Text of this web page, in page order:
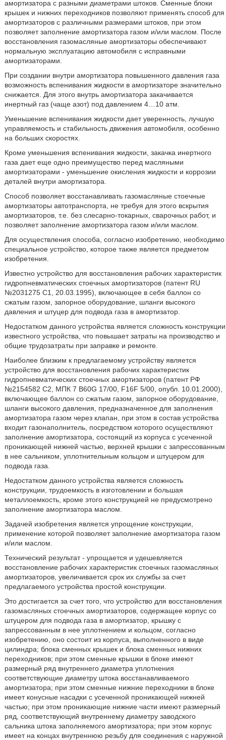
амортизатора с разными диаметрами штоков. Сменные блоки
крышек и нижних переходников позволяют применять способ для
амортизаторов с различными размерами штоков, при этом
позволяет заполнение амортизатора газом и/или маслом. После
восстановления газомасляные амортизаторы обеспечивают
нормальную эксплуатацию автомобиля с исправными
амортизаторами.
При создании внутри амортизатора повышенного давления газа
возможность вспенивания жидкости в амортизаторе значительно
снижается. Для этого внутрь амортизатора закачивается
инертный газ (чаще азот) под давлением 4…10 атм.
Уменьшение вспенивания жидкости дает уверенность, лучшую
управляемость и стабильность движения автомобиля, особенно
на больших скоростях.
Кроме уменьшения вспенивания жидкости, закачка инертного
газа дает еще одно преимущество перед масляными
амортизаторами - уменьшение окисления жидкости и коррозии
деталей внутри амортизатора.
Способ позволяет восстанавливать газомасляные стоечные
амортизаторы автотранспорта, не требуя для этого вскрытия
амортизаторов, т.е. без слесарно-токарных, сварочных работ, и
позволяет заполнение амортизатора газом и/или маслом.
Для осуществления способа, согласно изобретению, необходимо
специальное устройство, которое также является предметом
изобретения.
Известно устройство для восстановления рабочих характеристик
гидропневматических стоечных амортизаторов (патент RU
№2031275 С1, 20.03.1995), включающее в себя баллон со
сжатым газом, запорное оборудование, шланги высокого
давления и штуцер для подвода газа в амортизатор.
Недостатком данного устройства является сложность конструкции
известного устройства, что повышает затраты на производство и
общие трудозатраты при заправке и ремонте.
Наиболее близким к предлагаемому устройству является
устройство для восстановления рабочих характеристик
гидропневматических стоечных амортизаторов (патент РФ
№2154582 С2, МПК 7 B60G 17/00, F16F 5/00, oпубл. 10.01.2000),
включающее баллон со сжатым газом, запорное оборудование,
шланги высокого давления, предназначенное для заполнения
амортизатора газом через клапан, при этом в состав устройства
входит газонаполнитель, посредством которого осуществляют
заполнение амортизатора, состоящий из корпуса с усеченной
проникающей нижней частью, верхней крышки с запрессованным
в нее сальником, уплотнительным кольцом и штуцером для
подвода газа.
Недостатком данного устройства является сложность
конструкции, трудоемкость в изготовлении и большая
металлоемкость, кроме этого конструкцией не предусмотрено
заполнение амортизатора маслом.
Задачей изобретения является упрощение конструкции,
применение которой позволяет заполнение амортизатора газом
и/или маслом.
Технический результат - упрощается и удешевляется
восстановление рабочих характеристик стоечных газомасляных
амортизаторов, увеличивается срок их службы за счет
предлагаемого устройства простой конструкции.
Это достигается за счет того, что устройство для восстановления
газомасляных стоечных амортизаторов, содержащее корпус со
штуцером для подвода газа в амортизатор, крышку с
запрессованным в нее уплотнением и кольцом, согласно
изобретению, оно состоит из корпуса, выполненного в виде
цилиндра; блока сменных крышек и блока сменных нижних
переходников; при этом сменные крышки в блоке имеют
размерный ряд внутреннего диаметра уплотнения
соответствующие диаметру штока восстанавливаемого
амортизатора; при этом сменные нижние переходники в блоке
имеет конусные насадки с усеченной проникающей нижней
частью; при этом проникающие нижние части имеют размерный
ряд, соответствующий внутреннему диаметру заводского
сальника штока заполняемого амортизатора; при этом корпус
имеет на концах внутреннюю резьбу для соединения с наружной